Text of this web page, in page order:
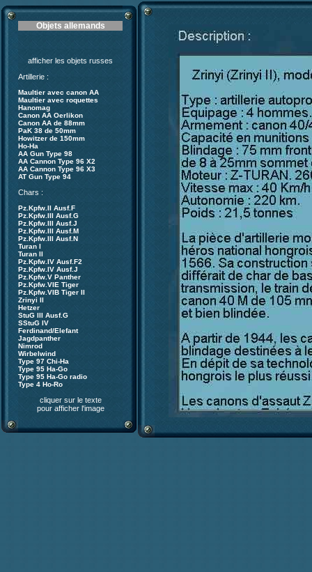
Objets allemands
afficher les objets russes
Artillerie :
Maultier avec canon AA
Maultier avec roquettes
Hanomag
Canon AA Oerlikon
Canon AA de 88mm
PaK 38 de 50mm
Howitzer de 150mm
Ho-Ha
AA Gun Type 98
AA Cannon Type 96 X2
AA Cannon Type 96 X3
AT Gun Type 94
Chars :
Pz.Kpfw.II Ausf.F
Pz.Kpfw.III Ausf.G
Pz.Kpfw.III Ausf.J
Pz.Kpfw.III Ausf.M
Pz.Kpfw.III Ausf.N
Turan I
Turan II
Pz.Kpfw.IV Ausf.F2
Pz.Kpfw.IV Ausf.J
Pz.Kpfw.V Panther
Pz.Kpfw.VIE Tiger
Pz.Kpfw.VIB Tiger II
Zrinyi II
Hetzer
StuG III Ausf.G
SStuG IV
Ferdinand/Elefant
Jagdpanther
Nimrod
Wirbelwind
Type 97 Chi-Ha
Type 95 Ha-Go
Type 95 Ha-Go radio
Type 4 Ho-Ro
cliquer sur le texte
pour afficher l'image